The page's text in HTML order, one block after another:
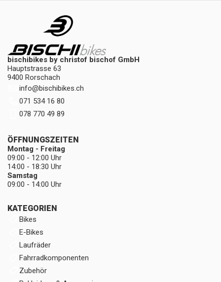
bischibikes by christof bischof GmbH
Hauptstrasse 63
9400 Rorschach
info@bischibikes.ch
071 534 16 80
078 770 49 89
KATEGORIEN
Bikes
E-Bikes
Laufräder
Fahrradkomponenten
Zubehör
ÖFFNUNGSZEITEN
Montag - Freitag
09:00 - 12:00 Uhr
14:00 - 18:30 Uhr
Samstag
09:00 - 14:00 Uhr